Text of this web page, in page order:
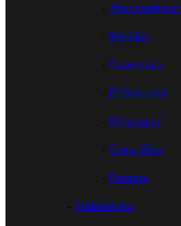
Abschiedstour
Mexiko
Guatemala
El Salvador
Nicaragua
Costa Rica
Panama
Südamerika